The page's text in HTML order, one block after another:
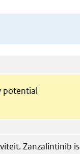
potential
Zanzalintinib is